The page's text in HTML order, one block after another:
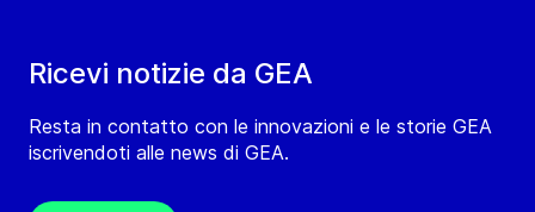
Ricevi notizie da GEA
Resta in contatto con le innovazioni e le storie GEA
iscrivendoti alle news di GEA.